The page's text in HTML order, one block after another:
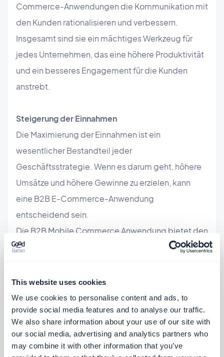
This website uses cookies
We use cookies to personalise content and ads, to
provide social media features and to analyse our traffic.
We also share information about your use of our site with
our social media, advertising and analytics partners who
may combine it with other information that you’ve
Commerce-Anwendungen die Kommunikation mit
den Kunden rationalisieren und verbessern.
Insgesamt sind sie ein mächtiges Werkzeug für
jedes Unternehmen, das eine höhere Produktivität
und ein besseres Engagement für die Kunden
anstrebt.
Steigerung der Einnahmen
Die Maximierung der Einnahmen ist ein
wesentlicher Bestandteil jeder
Geschäftsstrategie. Wenn es darum geht, höhere
Umsätze und höhere Gewinne zu erzielen, kann
eine B2B E-Commerce-Anwendung
entscheidend sein.
Die B2B Mobile Commerce Anwendung bietet den
Unternehmen eine Reihe von zeitsparenden
den manuellen Aufwand und liefert genaue Daten
über den Verlauf von Käufen. Darüber hinaus kann
sie Unternehmen die Informationen liefern, die sie
benötigen, um effektive Marketingstrategien und
Pläne zur Kundenbindung zu entwickeln und das